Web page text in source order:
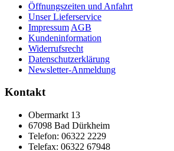
Öffnungszeiten und Anfahrt
Unser Lieferservice
Impressum AGB
Kundeninformation
Widerrufsrecht
Datenschutzerklärung
Newsletter-Anmeldung
Kontakt
Obermarkt 13
67098 Bad Dürkheim
Telefon: 06322 2229
Telefax: 06322 67948